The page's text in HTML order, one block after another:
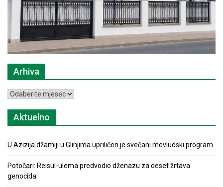
Arhiva
Arhiva
Aktuelno
U Azizija džamiji u Glinjima upriličen je svečani mevludski program
Potočari: Reisul-ulema predvodio dženazu za deset žrtava
genocida